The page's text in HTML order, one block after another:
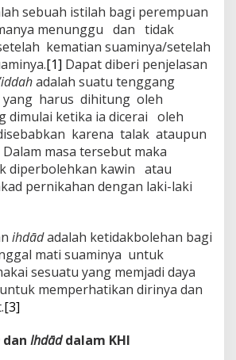
sebuah istilah bagi perempuan
menunggu dan tidak
kematian suaminya/setelah
[1] Dapat diberi penjelasan
’iddahadalah suatu tenggang
harus dihitung oleh
dimulai ketika ia dicerai oleh
karena talak ataupun
masa tersebut maka
diperbolehkan kawin atau
pernikahan dengan laki-laki
ihdādadalah ketidakbolehan bagi
mati suaminya untuk
sesuatu yang memjadi daya
memperhatikan dirinya dan
[3]
dan Ihdāddalam KHI